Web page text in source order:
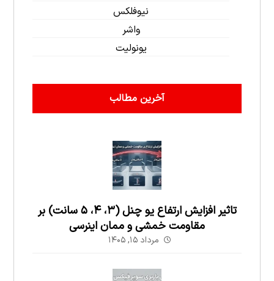
نیوفلکس
واشر
یونولیت
آخرین مطالب
تاثیر افزایش ارتفاع یو چنل (۳، ۴، ۵ سانت) بر
مقاومت خمشی و ممان اینرسی
مرداد ۱۵, ۱۴۰۵